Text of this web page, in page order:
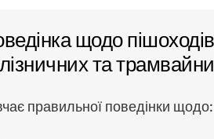
щодо
та
правильної поведінки щодо: